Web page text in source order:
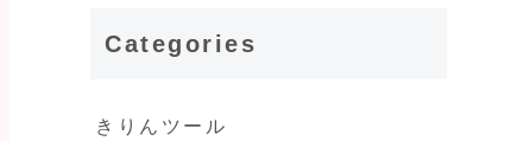
Categories
きりんツール